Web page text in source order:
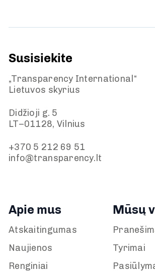
Susisiekite
„Transparency International“
Lietuvos skyrius
Didžioji g. 5
LT–01128, Vilnius
+370 5 212 69 51
info@transparency.lt
Apie mus
Atskaitingumas
Naujienos
Renginiai
Mūsų
Tyrimai